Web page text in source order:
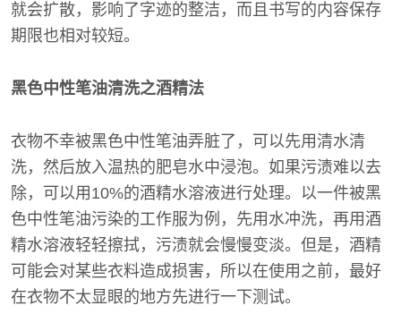
就会扩散，影响了字迹的整洁，而且书写的内容保存
期限也相对较短。
黑色中性笔油清洗之酒精法
衣物不幸被黑色中性笔油弄脏了，可以先用清水清
洗，然后放入温热的肥皂水中浸泡。如果污渍难以去
除，可以用10%的酒精水溶液进行处理。以一件被黑
色中性笔油污染的工作服为例，先用水冲洗，再用酒
精水溶液轻轻擦拭，污渍就会慢慢变淡。但是，酒精
可能会对某些衣料造成损害，所以在使用之前，最好
在衣物不太显眼的地方先进行一下测试。